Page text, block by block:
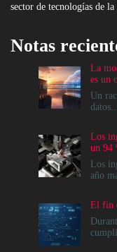
sector de tecnologías de
Notas
La
es un
Un
datos...
Los
un 94
Los
año
El fin